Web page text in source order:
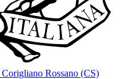
Corigliano Rossano (CS)